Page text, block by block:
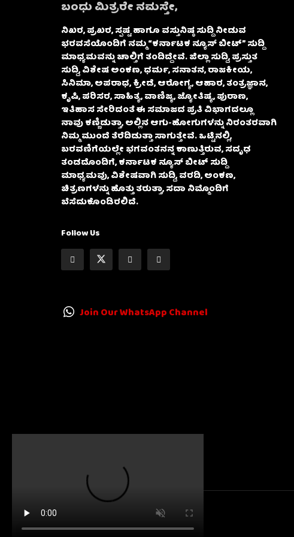
ಬಂಧು ಮಿತ್ರರೇ ನಮಸ್ತೇ,
ನಿಖರ, ಪ್ರಖರ, ಸ್ಪಷ್ಟ ಹಾಗೂ ವಸ್ತುನಿಷ್ಠ ಸುದ್ದಿ ನೀಡುವ
ಭರವಸೆಯೊಂದಿಗೆ ನಮ್ಮ “ಕರ್ನಾಟಕ ನ್ಯೂಸ್ ಬೀಟ್” ಸುದ್ದಿ
ಮಾಧ್ಯಮವನ್ನು ಚಾಲ್ತಿಗೆ ತಂದಿದ್ದೇವೆ. ಜಿಲ್ಲಾ ಸುದ್ದಿ, ಪ್ರಸ್ತುತ
ಸುದ್ದಿ, ವಿಶೇಷ ಅಂಕಣ, ಧರ್ಮ, ಸನಾತನ, ರಾಜಕೀಯ,
ಸಿನಿಮಾ, ಅಪರಾಧ, ಕ್ರೀಡೆ, ಆರೋಗ್ಯ, ಆಹಾರ, ತಂತ್ರಜ್ಞಾನ,
ಕೃಷಿ, ಪರಿಸರ, ಸಾಹಿತ್ಯ, ವಾಣಿಜ್ಯ, ಜ್ಯೋತಿಷ್ಯ, ಪುರಾಣ,
ಇತಿಹಾಸ ಸೇರಿದಂತೆ ಈ ಸಮಾಜದ ಪ್ರತಿ ವಿಭಾಗದಲ್ಲೂ
ನಾವು ಕಣ್ಣಿಡುತ್ತಾ, ಅಲ್ಲಿನ ಆಗು-ಹೋಗುಗಳನ್ನು ನಿರಂತರವಾಗಿ
ನಿಮ್ಮ ಮುಂದೆ ತೆರೆದಿಡುತ್ತಾ ಸಾಗುತ್ತೇವೆ. ಒಟ್ಟಿನಲ್ಲಿ,
ಬರವಣಿಗೆಯಲ್ಲೇ ಭಗವಂತನನ್ನ ಕಾಣುತ್ತಿರುವ, ಸದೃಢ
ತಂಡದೊಂದಿಗೆ, ಕರ್ನಾಟಕ ನ್ಯೂಸ್ ಬೀಟ್ ಸುದ್ದಿ
ಮಾಧ್ಯಮವು, ವಿಶೇಷವಾಗಿ ಸುದ್ದಿ, ವರದಿ, ಅಂಕಣ,
ಚಿತ್ರಣಗಳನ್ನು ಹೊತ್ತು ತರುತ್ತಾ, ಸದಾ ನಿಮ್ಮೊಂದಿಗೆ
ಬೆಸೆದುಕೊಂಡಿರಲಿದೆ.
Follow Us
Join Our WhatsApp Channel
Karnatakanewsbeat